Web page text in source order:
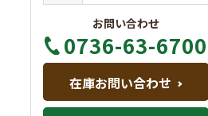
お問い合わせ
0736-63-6700
在庫お問い合わせ